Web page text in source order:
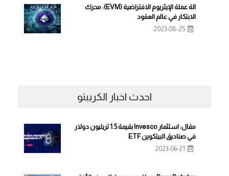
الة عملة الإيثريوم الافتراضية (EVM): محرك
الابتكار في عالم العقود
2023-08-25
احدث اخبار الكريبتو
مقال: استثمار Invesco بقيمة 1.5 تريليون دولار
في صناديق البيتكوين ETF
2023-06-21